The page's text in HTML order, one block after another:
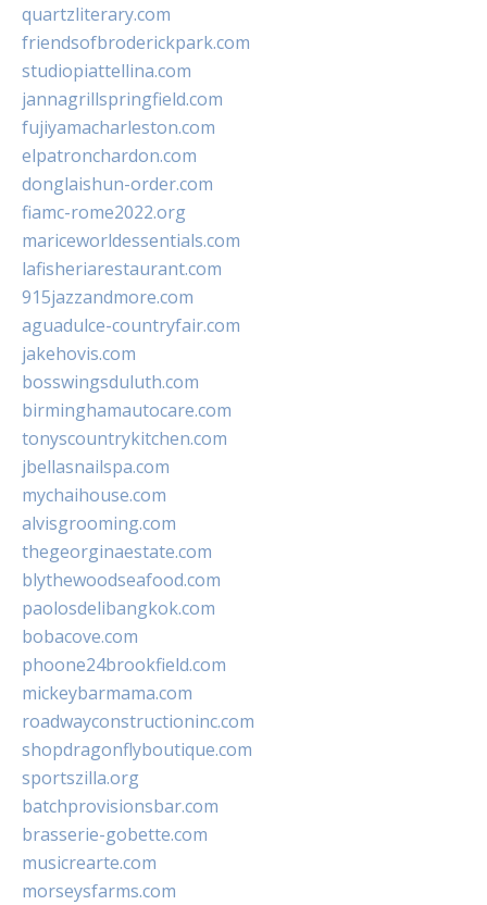
quartzliterary.com
friendsofbroderickpark.com
studiopiattellina.com
jannagrillspringfield.com
fujiyamacharleston.com
elpatronchardon.com
donglaishun-order.com
fiamc-rome2022.org
mariceworldessentials.com
lafisheriarestaurant.com
915jazzandmore.com
aguadulce-countryfair.com
jakehovis.com
bosswingsduluth.com
birminghamautocare.com
tonyscountrykitchen.com
jbellasnailspa.com
mychaihouse.com
alvisgrooming.com
thegeorginaestate.com
blythewoodseafood.com
paolosdelibangkok.com
bobacove.com
phoone24brookfield.com
mickeybarmama.com
roadwayconstructioninc.com
shopdragonflyboutique.com
sportszilla.org
batchprovisionsbar.com
brasserie-gobette.com
musicrearte.com
morseysfarms.com